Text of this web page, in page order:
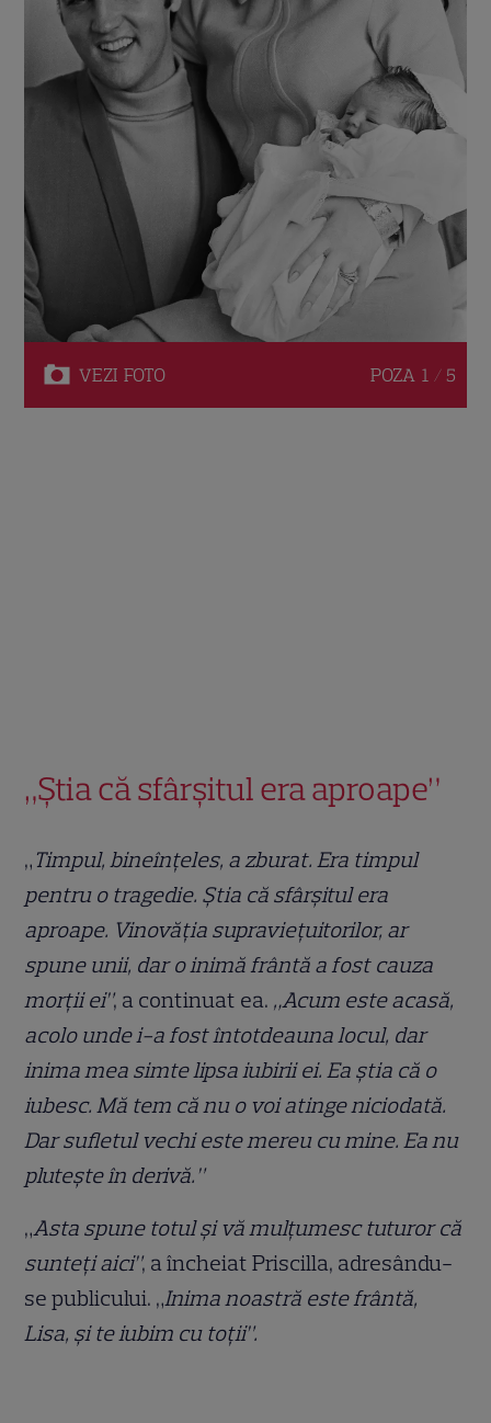
VEZI FOTO POZA 1 / 5
„Știa că sfârșitul era aproape”
„ Timpul, bineînțeles, a zburat. Era timpul
pentru o tragedie. Știa că sfârșitul era
aproape. Vinovăția supraviețuitorilor, ar
spune unii, dar o inimă frântă a fost cauza
morții ei”, a continuat ea. „Acum este acasă,
acolo unde i-a fost întotdeauna locul, dar
inima mea simte lipsa iubirii ei. Ea știa că o
iubesc. Mă tem că nu o voi atinge niciodată.
Dar sufletul vechi este mereu cu mine. Ea nu
plutește în derivă.”
„Asta spune totul și vă mulțumesc tuturor că
sunteți aici”, a încheiat Priscilla, adresându-
se publicului. „Inima noastră este frântă,
Lisa, și te iubim cu toții”.